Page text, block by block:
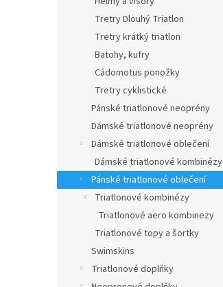
Tretry Dlouhý Triatlon
Tretry krátký triatlon
Batohy, kufry
Cádomotus ponožky
Tretry cyklistické
Pánské triatlonové neoprény
Dámské triatlonové neoprény
Dámské triatlonové oblečení
Dámské triatlonové kombinézy
Pánské triatlonové oblečení
Triatlonové kombinézy
Triatlonové aero kombinezy
Triatlonové topy a šortky
Swimskins
Triatlonové doplňky